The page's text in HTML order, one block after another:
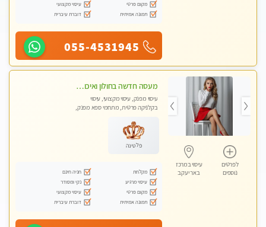
מקום פרטי
עיסוי מקצועי
תמונה אמיתית
דוברת עיברית
055-4531945
לפרטים
נוספים
עיסוי במרכז
באר יעקב
מעסה חדשה בחולון ואיכותית לעיסוי מרגיע ומפנק VIP-מומלץ לחלוטין! פרטי! ​​​​​​
עיסוי מפנק, עיסוי מקצועי, עיסוי
בקלניקה פרטית, מתחמי ספא מפנק,
פלטינה
מקלחת
חניה חינם
עיסוי מרגיע
נקי ומסודר
מקום פרטי
עיסוי מקצועי
תמונה אמיתית
דוברת עיברית